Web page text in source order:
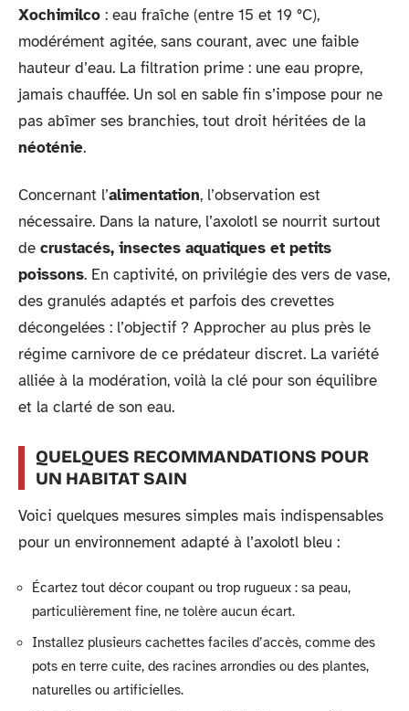
Xochimilco : eau fraîche (entre 15 et 19 °C),
modérément agitée, sans courant, avec une faible
hauteur d’eau. La filtration prime : une eau propre,
jamais chauffée. Un sol en sable fin s’impose pour ne
pas abîmer ses branchies, tout droit héritées de la
néoténie.
Concernant l’alimentation, l’observation est
nécessaire. Dans la nature, l’axolotl se nourrit surtout
de crustacés, insectes aquatiques et petits
poissons. En captivité, on privilégie des vers de vase,
des granulés adaptés et parfois des crevettes
décongelées : l’objectif ? Approcher au plus près le
régime carnivore de ce prédateur discret. La variété
alliée à la modération, voilà la clé pour son équilibre
et la clarté de son eau.
QUELQUES RECOMMANDATIONS POUR
UN HABITAT SAIN
Voici quelques mesures simples mais indispensables
pour un environnement adapté à l’axolotl bleu :
Écartez tout décor coupant ou trop rugueux : sa peau,
particulièrement fine, ne tolère aucun écart.
Installez plusieurs cachettes faciles d’accès, comme des
pots en terre cuite, des racines arrondies ou des plantes,
naturelles ou artificielles.